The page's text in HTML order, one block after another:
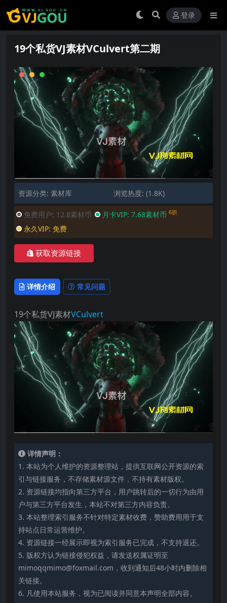
登录
19个私货VJ素材VCulvert第二期
资源分类: 素材库 浏览热度: (1.8K)
免费用户: 12.8素材币 月卡VIP: 7.68素材币 6折
永久VIP: 免费
获取资源链接
详情介绍 常见问题
19个私货VJ素材VCulvert
详情声明：
1. 本站为个人维护的资源整理站，提供互联网公开资源的索
引与链接服务，不存储素材源文件，不持有素材版权。
2. 资源链接均指向第三方平台，用户跳转后的一切行为由用
户与第三方平台发生，本站不对第三方内容负责。
3. 本站整理索引服务不针对特定素材收费，赞助费用用于支
持站点日常运营维护。
4. 资源链接一经展示即视为索引服务已完成，不支持退还。
5. 版权方认为链接侵犯权益，请发送权属证明至
mimoqqmimo@foxmail.com，收到通知后48小时内删除相
关链接。
6. 凡使用本站服务，视为已阅读并同意本声明全部内容。